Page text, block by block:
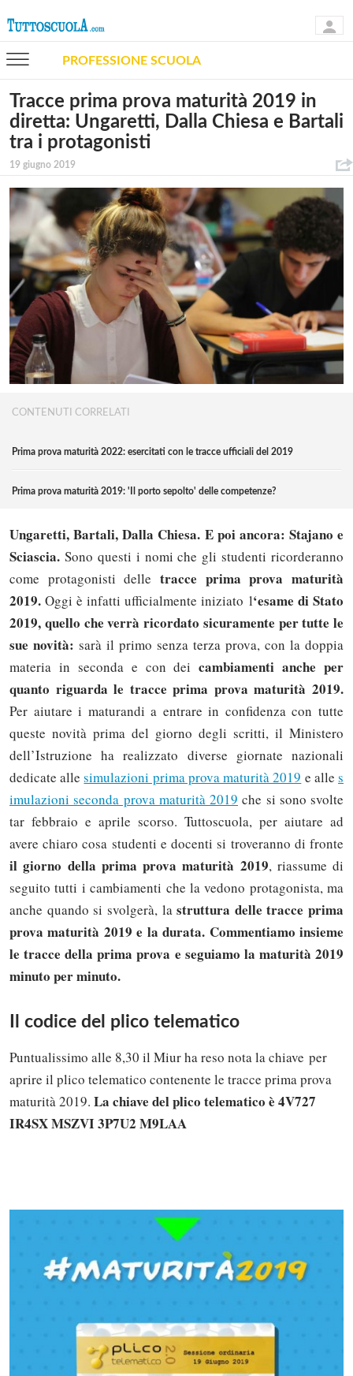
PROFESSIONE SCUOLA
Tracce prima prova maturità 2019 in
diretta: Ungaretti, Dalla Chiesa e Bartali
tra i protagonisti
19 giugno 2019
CONTENUTI CORRELATI
Prima prova maturità 2022: esercitati con le tracce ufficiali del 2019
Prima prova maturità 2019: 'Il porto sepolto' delle competenze?
Ungaretti, Bartali, Dalla Chiesa. E poi ancora: Stajano e
Sciascia. Sono questi i nomi che gli studenti ricorderanno
come protagonisti delle tracce prima prova maturità
2019. Oggi è infatti ufficialmente iniziato l‘esame di Stato
2019, quello che verrà ricordato sicuramente per tutte le
sue novità: sarà il primo senza terza prova, con la doppia
materia in seconda e con deicambiamenti anche per
quanto riguarda le tracce prima prova maturità 2019.
Per aiutare i maturandi a entrare in confidenza con tutte
queste novità prima del giorno degli scritti, il Ministero
dell’Istruzione ha realizzato diverse giornate nazionali
dedicate allesimulazioni prima prova maturità 2019 e alles
imulazioni seconda prova maturità 2019 che si sono svolte
tar febbraio e aprile scorso. Tuttoscuola, per aiutare ad
avere chiaro cosa studenti e docenti si troveranno di fronte
il giorno della prima prova maturità 2019, riassume di
seguito tutti i cambiamenti che la vedono protagonista, ma
anche quando si svolgerà, lastruttura delle tracce prima
prova maturità 2019 e la durata. Commentiamo insieme
le tracce della prima prova e seguiamo la maturità 2019
minuto per minuto.
Il codice del plico telematico
Puntualissimo alle 8,30 il Miur ha reso nota la chiave per
aprire il plico telematico contenente le tracce prima prova
maturità 2019. La chiave del plico telematico è 4V727
IR4SX MSZVI 3P7U2 M9LAA